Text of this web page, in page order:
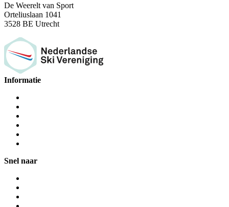
De Weerelt van Sport
Orteliuslaan 1041
3528 BE Utrecht
Informatie
Snel naar